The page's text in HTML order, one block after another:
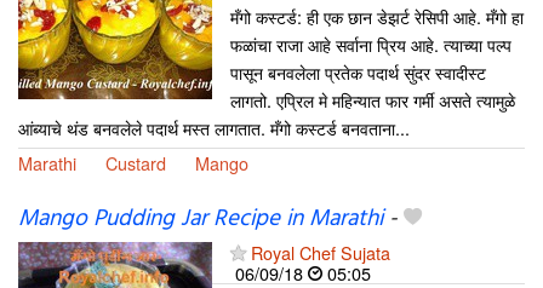
मँगो कस्टर्ड: ही एक छान डेझर्ट रेसिपी आहे. मँगो हा
फळांचा राजा आहे सर्वाना प्रिय आहे. त्याच्या पल्प
पासून बनवलेला प्रतेक पदार्थ सुंदर स्वादीस्ट
लागतो. एप्रिल मे महिन्यात फार गर्मी असते त्यामुळे
आंब्याचे थंड बनवलेले पदार्थ मस्त लागतात. मँगो कस्टर्ड बनवताना...
Marathi
Custard Mango
Mango Pudding Jar Recipe in Marathi-
Royal Chef Sujata
06/09/18
05:05